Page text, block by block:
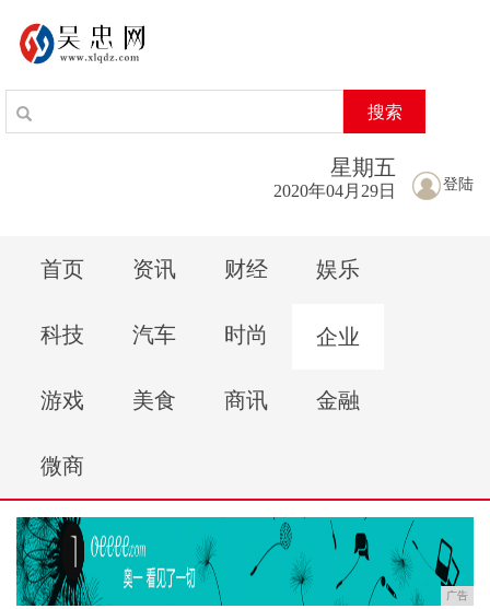
搜索
登陆
星期五
2020年04月29日
首页 资讯 财经 娱乐
科技 汽车 时尚 企业
游戏 美食 商讯 金融
微商
广告